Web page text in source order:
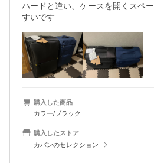
ハードと違い、ケースを開くスペ
すいです
購入した商品
カラー/ブラック
購入したストア
カバンのセレクション